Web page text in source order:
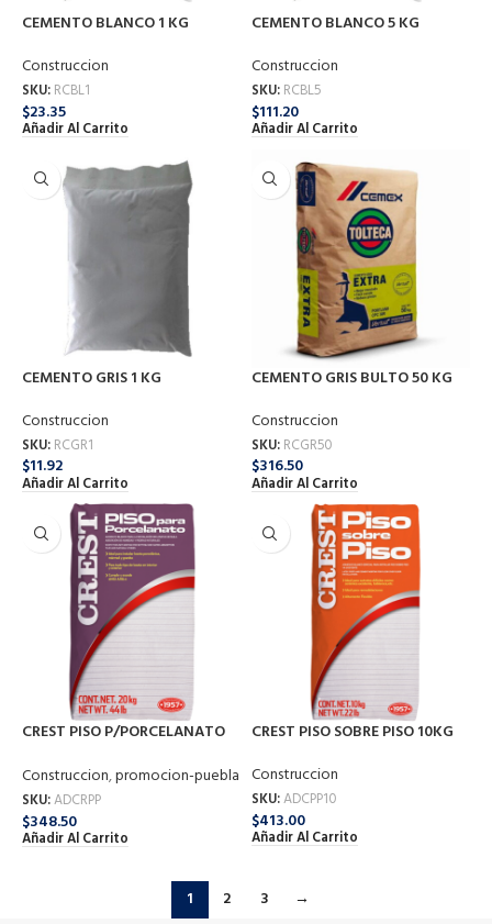
CEMENTO BLANCO 1 KG
Construccion
SKU: RCBL1
$23.35
Añadir Al Carrito
CEMENTO BLANCO 5 KG
Construccion
SKU: RCBL5
$111.20
Añadir Al Carrito
CEMENTO GRIS 1 KG
Construccion
SKU: RCGR1
$11.92
Añadir Al Carrito
CEMENTO GRIS BULTO 50 KG
Construccion
SKU: RCGR50
$316.50
Añadir Al Carrito
CREST PISO P/PORCELANATO
Construccion,promocion-puebla
SKU:ADCRPP
$348.50
Añadir Al Carrito
CREST PISO SOBRE PISO 10KG
Construccion
SKU:ADCPP10
$413.00
Añadir Al Carrito
1 2 3 →